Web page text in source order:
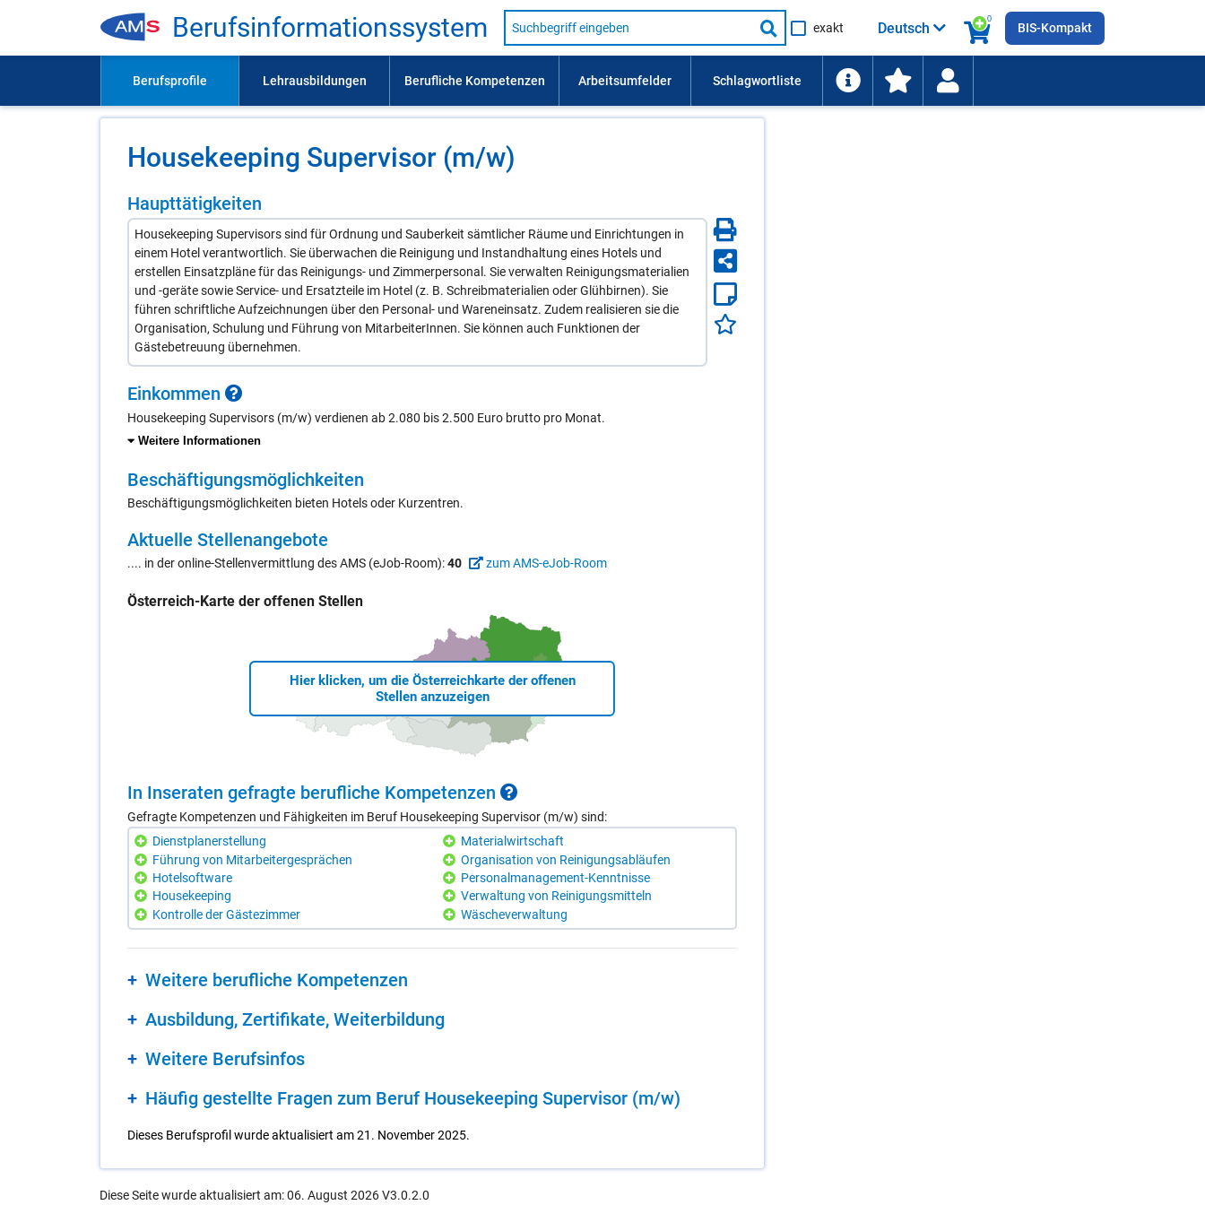
Be­rufs­in­for­ma­ti­ons­sys­tem
Suche
nach
Lehrausbildung,
usw.
Suche
starten
exakt
0
Deutsch BIS-Kompakt
Hou­se­ke­eping Su­per­vi­sor (m/​w)
Haupttätigkeiten
Housekeeping Supervisors sind für Ordnung und Sauberkeit sämtlicher Räume und Einrichtungen in
einem Hotel verantwortlich. Sie überwachen die Reinigung und Instandhaltung eines Hotels und
erstellen Einsatzpläne für das Reinigungs- und Zimmerpersonal. Sie verwalten Reinigungsmaterialien
und -geräte sowie Service- und Ersatzteile im Hotel (z. B. Schreibmaterialien oder Glühbirnen). Sie
führen schriftliche Aufzeichnungen über den Personal- und Wareneinsatz. Zudem realisieren sie die
Organisation, Schulung und Führung von MitarbeiterInnen. Sie können auch Funktionen der
Gästebetreuung übernehmen.
Ein­kom­men
Housekeeping Supervisors (m/w) verdienen ab 2.080 bis 2.500 Euro brutto pro Monat.
Weitere Informationen
Be­schäf­ti­gungs­mög­lich­kei­ten
Beschäftigungsmöglichkeiten bieten Hotels oder Kurzentren.
Ak­tu­el­le Stel­len­an­ge­bo­te
.... in der online-Stellenvermittlung des AMS (eJob-Room):40 zum AMS-eJob-Room
Öster­reich-Kar­te der of­fe­nen Stel­len
Hier klicken, um die Österreichkarte der offenen
Stellen anzuzeigen
In In­se­ra­ten ge­frag­te be­ruf­li­che Kom­pe­ten­zen
Gefragte Kompetenzen und Fähigkeiten im Beruf Housekeeping Supervisor (m/w) sind:
Dienstplanerstellung
Führung von Mitarbeitergesprächen
Hotelsoftware
Housekeeping
Kontrolle der Gästezimmer
Materialwirtschaft
Organisation von Reinigungsabläufen
Personalmanagement-Kenntnisse
Verwaltung von Reinigungsmitteln
Wäscheverwaltung
Wei­te­re be­ruf­li­che Kom­pe­ten­zen
Aus­bil­dung, Zer­ti­fi­ka­te, Wei­ter­bil­dung
Wei­te­re Be­rufs­in­fos
Häu­fig ge­stell­te Fra­gen zum Be­ruf Hou­se­ke­eping Su­per­vi­sor (m/​w)
Dieses Berufsprofil wurde aktualisiert am 21. November 2025.
Diese Seite wurde aktualisiert am: 06. August 2026 V3.0.2.0